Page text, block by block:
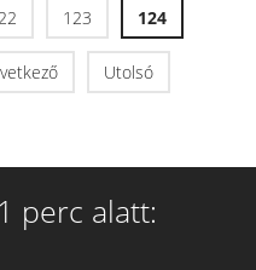
123 124
Utolsó
perc alatt: